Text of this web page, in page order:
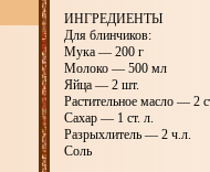
ИНГРЕДИЕНТЫ
Для блинчиков:
Мука — 200 г
Молоко — 500 мл
Яйца — 2 шт.
Растительное масло — 2
Сахар — 1 ст. л.
Разрыхлитель — 2 ч.л.
Соль